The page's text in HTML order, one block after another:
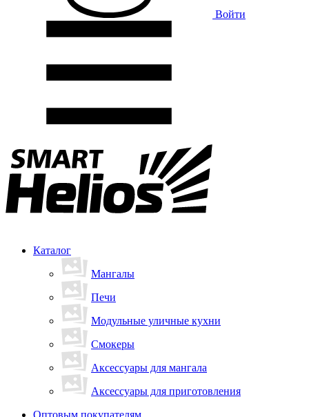
Войти
Каталог
Мангалы
Печи
Модульные уличные кухни
Смокеры
Аксессуары для мангала
Аксессуары для приготовления
Оптовым покупателям